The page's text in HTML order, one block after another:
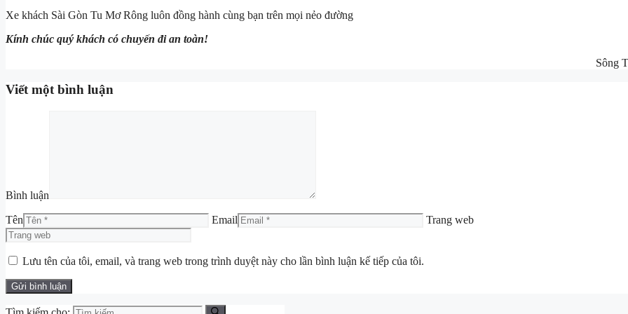
Xe khách Sài Gòn Tu Mơ Rông luôn đồng hành cùng bạn trên mọi nẻo đường
Kính chúc quý khách có chuyến đi an toàn!
Sông
Viết một bình luận
Bình luận
Tên Email Trang web
Lưu tên của tôi, email, và trang web trong trình duyệt này cho lần bình luận kế tiếp của tôi.